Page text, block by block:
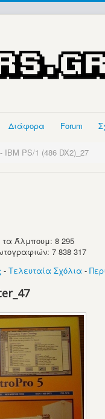
Διάφορα Forum
IBM PS/1 (486 DX2)_27
Άλμπουμ: 8 295
7 838 317
- Τελευταία Σχόλια -